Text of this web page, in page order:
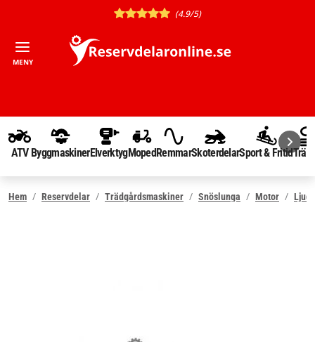
(4.9/5)
MENY
ATV ByggmaskinerElverktygMopedRemmarSkoterdelarSport & Fritid
Hem Reservdelar Trädgårdsmaskiner Snöslunga Motor